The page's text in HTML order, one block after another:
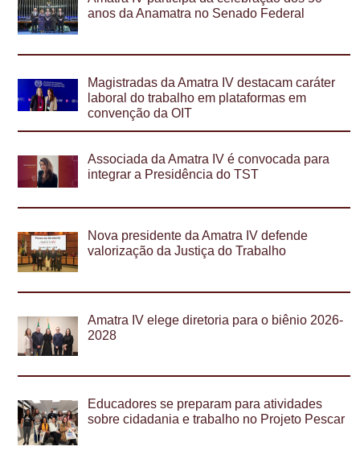
anos da Anamatra no Senado Federal
Magistradas da Amatra IV destacam caráter
laboral do trabalho em plataformas em
convenção da OIT
Associada da Amatra IV é convocada para
integrar a Presidência do TST
Nova presidente da Amatra IV defende
valorização da Justiça do Trabalho
Amatra IV elege diretoria para o biênio 2026-
2028
Educadores se preparam para atividades
sobre cidadania e trabalho no Projeto Pescar